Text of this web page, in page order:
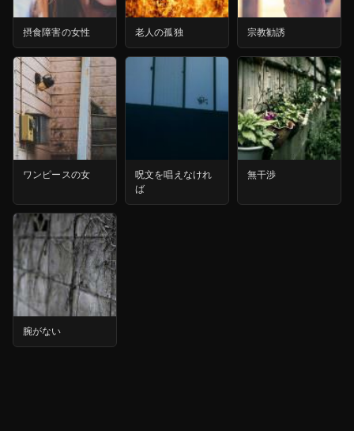
摂食障害の女性 老人の孤独 宗教勧誘
ワンピースの女
呪文を唱えなけれ
ば
無干渉
腕がない